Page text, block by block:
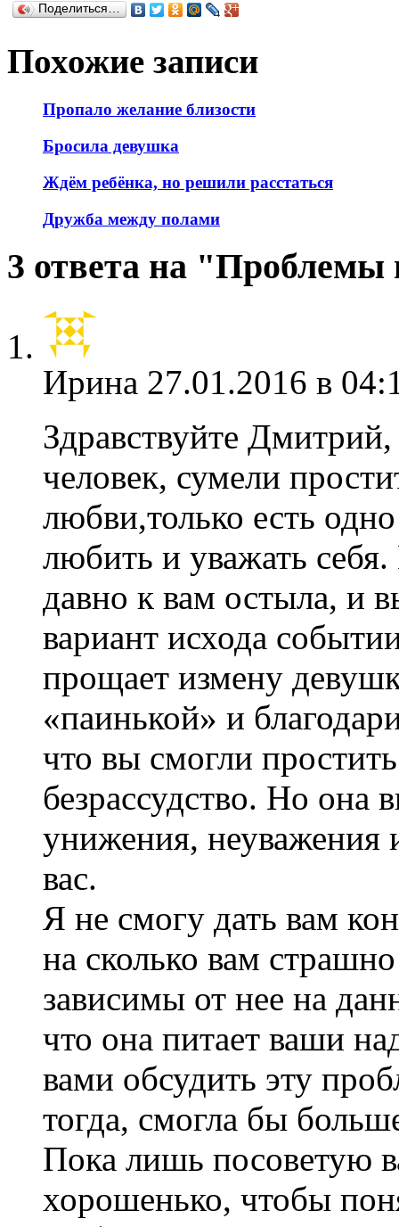
Поделиться…
Похожие записи
Пропало желание близости
Бросила девушка
Ждём ребёнка, но решили расстаться
Дружба между полами
3 ответа на
Ирина 27.01.2016 в
Здравствуйте
человек, сумели
любви,только есть
любить и уважать
давно к вам остыла, и
вариант исхода
прощает измену
«паинькой» и
что вы смогли
безрассудство. Но
унижения, неуважения
вас.
Я не смогу дать вам
на сколько вам
зависимы от нее на
что она питает ваши
вами обсудить эту
тогда, смогла бы
Пока лишь посоветую
хорошенько, чтобы